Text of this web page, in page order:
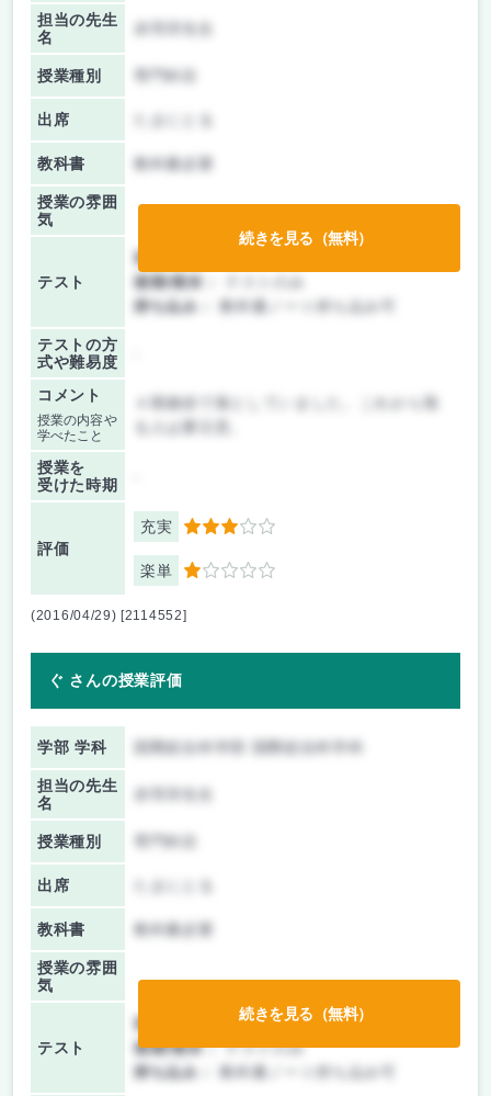
担当の先生
名
授業種別
出席
教科書 教科書必要
授業の雰囲
気
テスト
前期/中間：
後期/期末：
持ち込み：
教科書ノート持ち込み可
テストの方
式や難易度
コメント
授業の内容や
学べたこと
４期連続で落としていました。これから取
授業を
受けた時期
評価
充実 3
楽単 1
続きを見る（無料）
(2016/04/29) [2114552]
ぐ さんの授業評価
学部 学科 国際総合科学部 国際総合科学科
担当の先生
名
授業種別
出席
教科書 教科書必要
授業の雰囲
気
テスト
前期/中間：
テストのみ
後期/期末：テストのみ
持ち込み：
教科書ノート持ち込み可
続きを見る（無料）